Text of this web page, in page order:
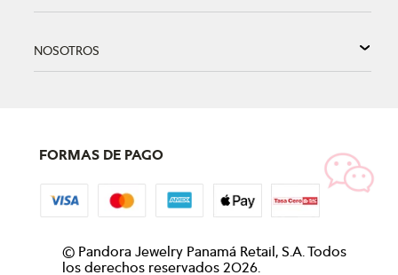
NOSOTROS
FORMAS DE PAGO
© Pandora Jewelry Panamá Retail, S.A. Todos
los derechos reservados 2026.